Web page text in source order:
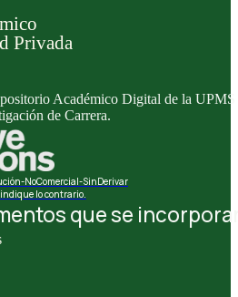
Privada
Académico Digital de la
de Carrera.
NoComercial-SinDerivar
lo contrario.
que se